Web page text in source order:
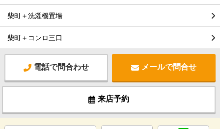
柴町＋洗濯機置場
柴町＋コンロ三口
電話で問合わせ メールで問合せ
来店予約